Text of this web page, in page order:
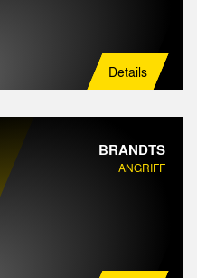
Details
BRANDTS
ANGRIFF